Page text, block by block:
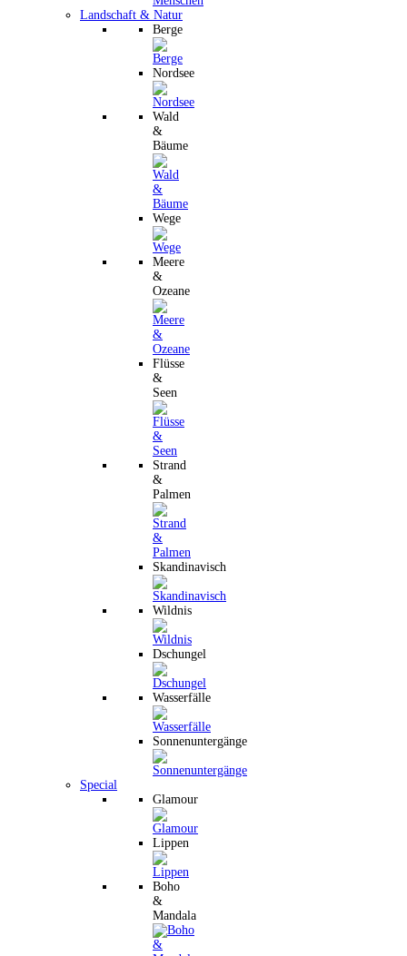
Landschaft & Natur
Berge
Nordsee
Wald
&
Bäume
Wege
Meere
&
Ozeane
Flüsse
&
Seen
Strand
&
Palmen
Skandinavisch
Wildnis
Dschungel
Wasserfälle
Sonnenuntergänge
Special
Glamour
Lippen
Boho
&
Mandala